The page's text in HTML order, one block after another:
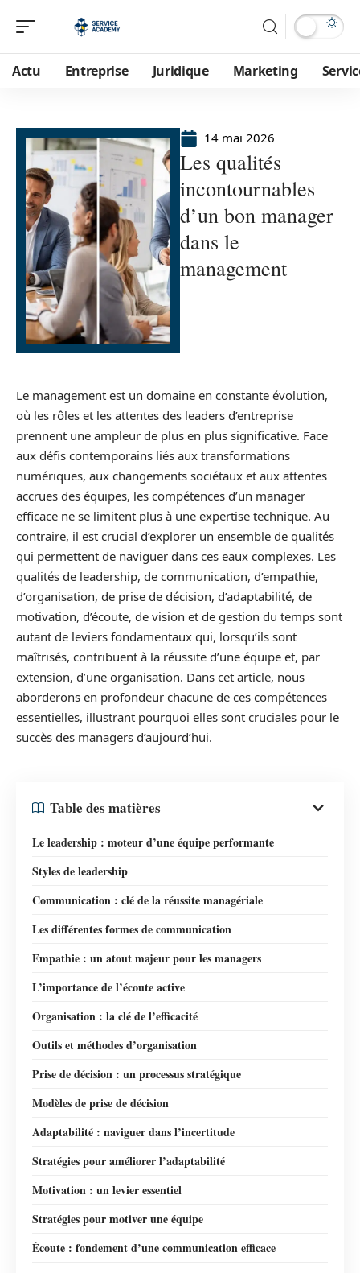
Actu Entreprise Juridique Marketing
14 mai 2026
Les qualités
incontournables
d’un bon manager
dans le
management
Le management est un domaine en constante évolution,
où les rôles et les attentes des leaders d’entreprise
prennent une ampleur de plus en plus significative. Face
aux défis contemporains liés aux transformations
numériques, aux changements sociétaux et aux attentes
accrues des équipes, les compétences d’un manager
efficace ne se limitent plus à une expertise technique. Au
contraire, il est crucial d’explorer un ensemble de qualités
qui permettent de naviguer dans ces eaux complexes. Les
qualités de leadership, de communication, d’empathie,
d’organisation, de prise de décision, d’adaptabilité, de
motivation, d’écoute, de vision et de gestion du temps sont
autant de leviers fondamentaux qui, lorsqu’ils sont
maîtrisés, contribuent à la réussite d’une équipe et, par
extension, d’une organisation. Dans cet article, nous
aborderons en profondeur chacune de ces compétences
essentielles, illustrant pourquoi elles sont cruciales pour le
succès des managers d’aujourd’hui.
Table des matières
Le leadership : moteur d’une équipe performante
Styles de leadership
Communication : clé de la réussite managériale
Les différentes formes de communication
Empathie : un atout majeur pour les managers
L’importance de l’écoute active
Organisation : la clé de l’efficacité
Outils et méthodes d’organisation
Prise de décision : un processus stratégique
Modèles de prise de décision
Adaptabilité : naviguer dans l’incertitude
Stratégies pour améliorer l’adaptabilité
Motivation : un levier essentiel
Stratégies pour motiver une équipe
Écoute : fondement d’une communication efficace